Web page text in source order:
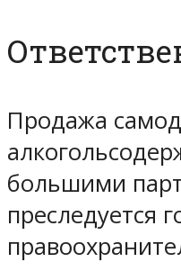
Продажа
большими
преследуется